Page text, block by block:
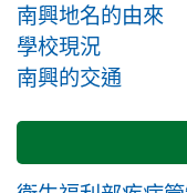
南興地名的由來
學校現況
南興的交通